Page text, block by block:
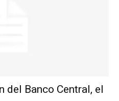
del Banco Central, el